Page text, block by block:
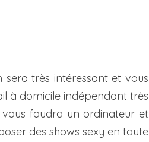
sera très intéressant et vous
à domicile indépendant très
vous faudra un ordinateur et
des shows sexy en toute